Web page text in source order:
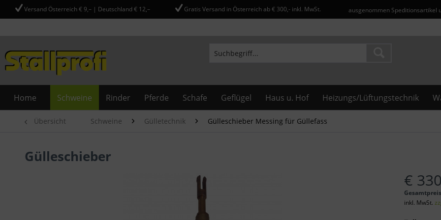
Versand Österreich € 9,– | Deutschland € 12,– Gratis Versand in Österreich ab € 300,- inkl. MwSt. ausgenommen Speditionsartikel
Home Schweine Rinder Pferde Schafe Geflügel Haus u. Hof Heizungs/Lüftungstechnik
Übersicht Schweine Gülletechnik Gülleschieber Messing für Güllefass
Gülleschieber
€
inkl. MwSt.